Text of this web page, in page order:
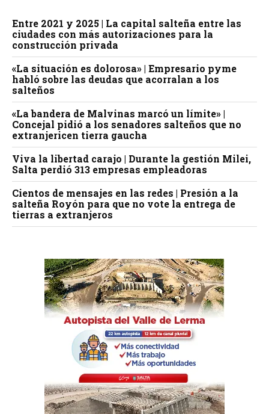
Entre 2021 y 2025 | La capital salteña entre las
ciudades con más autorizaciones para la
construcción privada
«La situación es dolorosa» | Empresario pyme
habló sobre las deudas que acorralan a los
salteños
«La bandera de Malvinas marcó un límite» |
Concejal pidió a los senadores salteños que no
extranjericen tierra gaucha
Viva la libertad carajo | Durante la gestión Milei,
Salta perdió 313 empresas empleadoras
Cientos de mensajes en las redes | Presión a la
salteña Royón para que no vote la entrega de
tierras a extranjeros